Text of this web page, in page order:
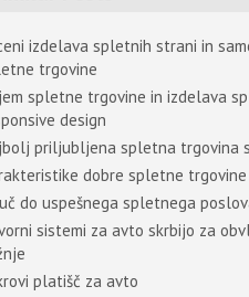
izdelava spletnih strani in
trgovine
spletne trgovine in izdelava
design
priljubljena spletna trgovina
dobre spletne trgovine
do uspešnega spletnega
sistemi za avto skrbijo za
platišč za avto